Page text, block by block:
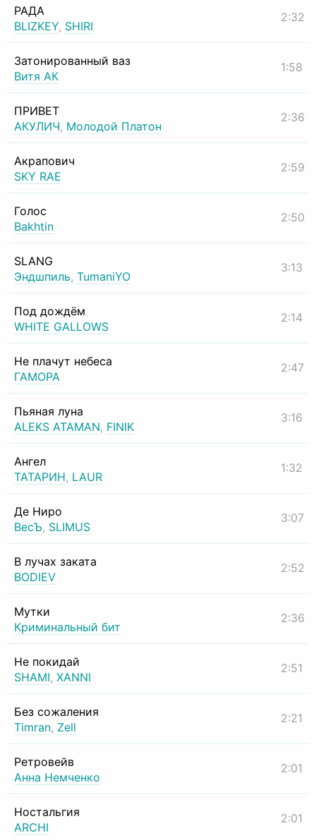
РАДА
BLIZKEY, SHIRI
2:32
Затонированный ваз
Витя АК
1:58
ПРИВЕТ
АКУЛИЧ, Молодой Платон
2:36
Акрапович
SKY RAE
2:59
Голос
Bakhtin
2:50
SLANG
Эндшпиль, TumaniYO
3:13
Под дождём
WHITE GALLOWS
2:14
Не плачут небеса
ГАМОРА
2:47
Пьяная луна
ALEKS ATAMAN, FINIK
3:16
Ангел
ТАТАРИН, LAUR
1:32
Де Ниро
ВесЪ, SLIMUS
3:07
В лучах заката
BODIEV
2:52
Мутки
Криминальный бит
2:36
Не покидай
SHAMI, XANNI
2:51
Без сожаления
Timran, Zell
2:21
Ретровейв
Анна Немченко
2:01
Ностальгия
ARCHI
2:01